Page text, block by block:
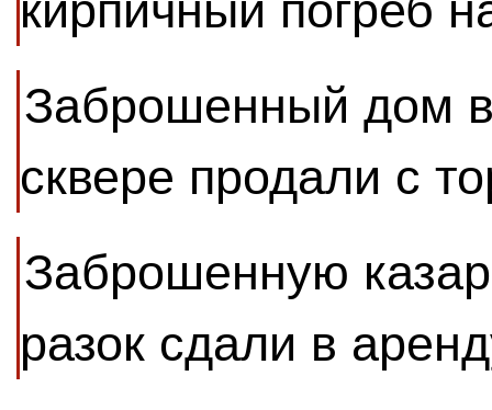
Заброшенный дом
сквере продали с
Заброшенную
разок сдали в